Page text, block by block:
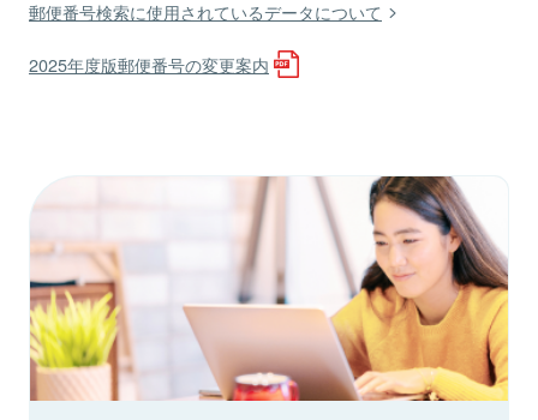
郵便番号検索に使用されているデータについて
2025年度版郵便番号の変更案内